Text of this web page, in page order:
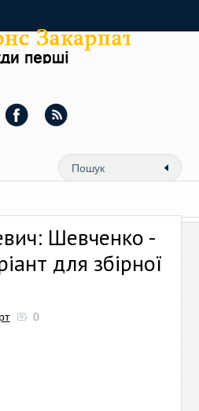
Шевченко -
для збірної
0